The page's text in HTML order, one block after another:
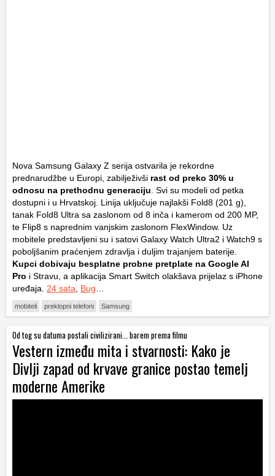
Nova Samsung Galaxy Z serija ostvarila je rekordne
prednarudžbe u Europi, zabilježivši rast od preko 30% u
odnosu na prethodnu generaciju . Svi su modeli od petka
dostupni i u Hrvatskoj. Linija uključuje najlakši Fold8 (201 g),
tanak Fold8 Ultra sa zaslonom od 8 inča i kamerom od 200 MP,
te Flip8 s naprednim vanjskim zaslonom FlexWindow. Uz
mobitele predstavljeni su i satovi Galaxy Watch Ultra2 i Watch9 s
poboljšanim praćenjem zdravlja i duljim trajanjem baterije.
Kupci dobivaju besplatne probne pretplate na Google AI
Pro i Stravu, a aplikacija Smart Switch olakšava prijelaz s iPhone
uređaja. 24 sata Bug
mobiteli preklopni telefoni Samsung
Od tog su datuma postali civilizirani... barem prema filmu
Vestern između mita i stvarnosti: Kako je
Divlji zapad od krvave granice postao temelj
moderne Amerike